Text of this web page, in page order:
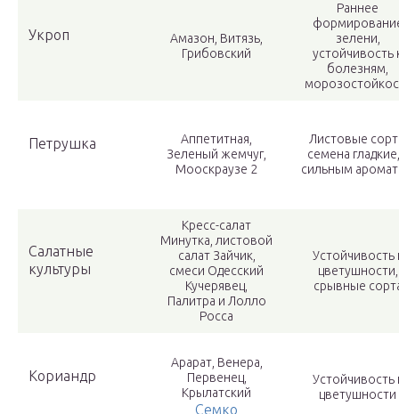
Укроп
Амазон, Витязь,
Грибовский
Раннее
зелени,
устойчивость
болезням,
Петрушка
Аппетитная,
Зеленый жемчуг,
Мооскраузе 2
Листовые
семена
сильным
Салатные
культуры
Кресс-салат
Минутка, листовой
салат Зайчик,
смеси Одесский
Кучерявец,
Палитра и Лолло
Росса
Устойчивость
цветушности,
срывные
Кориандр
Арарат, Венера,
Первенец,
Крылатский
Семко
Устойчивость
цветушности